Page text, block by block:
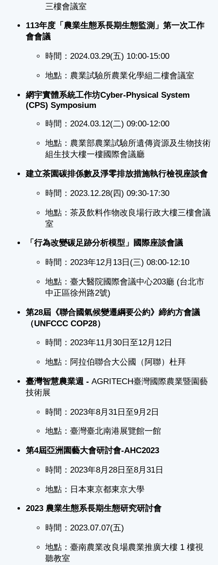
三樓會議室
113年度「農業生態系長期生態監測」第一次工作
會會議
時間：2024.03.29(五) 10:00-15:00
地點：農業試驗所農業化學組二樓會議室
網宇實體系統工作坊Cyber-Physical System
(CPS) Symposium
時間：2024.03.12(二) 09:00-12:00
地點：農業部農業試驗所遺傳資源及生物技術
組生技大樓一樓國際會議廳
建立茶園碳排係數及淨零排放措施執行檢視座談會
時間：2023.12.28(四) 09:30-17:30
地點：茶及飲料作物改良場行政大樓三樓會議
室
「行為改變碳足跡分析模型」國際座談會議
時間：2023年12月13日(三) 08:00-12:10
地點：臺大醫院國際會議中心203廳 (台北市
中正區徐州路2號)
第28屆《聯合國氣候變遷綱要公約》締約方會議
（UNFCCC COP28）
時間：2023年11月30日至12月12日
地點：阿拉伯聯合大公國（阿聯）杜拜
臺灣智慧農業週 -AGRITECH臺灣國際農業暨園藝
技術展
時間：2023年8月31日至9月2日
地點：臺灣臺北南港展覽館一館
第4屆亞洲園藝大會研討會-AHC2023
時間：2023年8月28日至8月31日
地點：日本東京都東京大學
2023 農業生態系長期生態研究研討會
時間：2023.07.07(五)
地點：臺南農業改良場農業推廣大樓 1 樓視
聽教室